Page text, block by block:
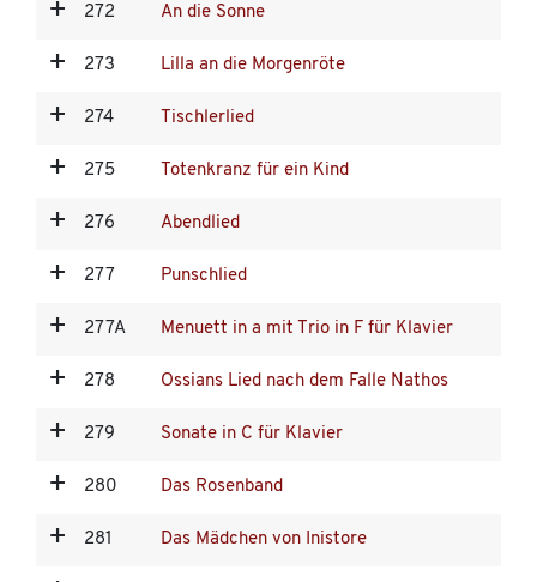
272 An die Sonne
273 Lilla an die Morgenröte
274 Tischlerlied
275 Totenkranz für ein Kind
276 Abendlied
277 Punschlied
277A Menuett in a mit Trio in F für Klavier
278 Ossians Lied nach dem Falle Nathos
279 Sonate in C für Klavier
280 Das Rosenband
281 Das Mädchen von Inistore